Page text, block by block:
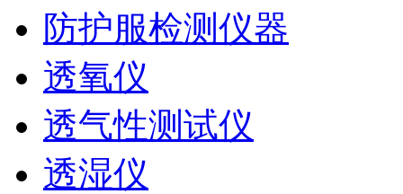
防护服检测仪器
透氧仪
透气性测试仪
透湿仪